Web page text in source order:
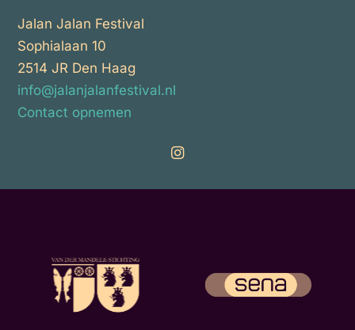
Jalan Jalan Festival
Sophialaan 10
2514 JR Den Haag
info@jalanjalanfestival.nl
Contact opnemen